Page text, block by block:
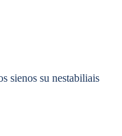
sienos su nestabiliais